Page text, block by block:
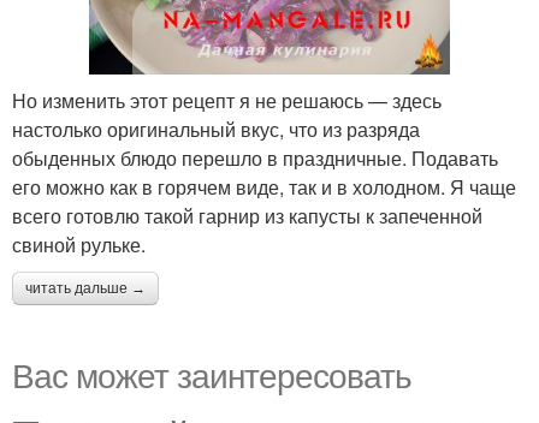
Но изменить этот рецепт я не решаюсь — здесь
настолько оригинальный вкус, что из разряда
обыденных блюдо перешло в праздничные. Подавать
его можно как в горячем виде, так и в холодном. Я чаще
всего готовлю такой гарнир из капусты к запеченной
свиной рульке.
читать дальше →
Вас может заинтересовать